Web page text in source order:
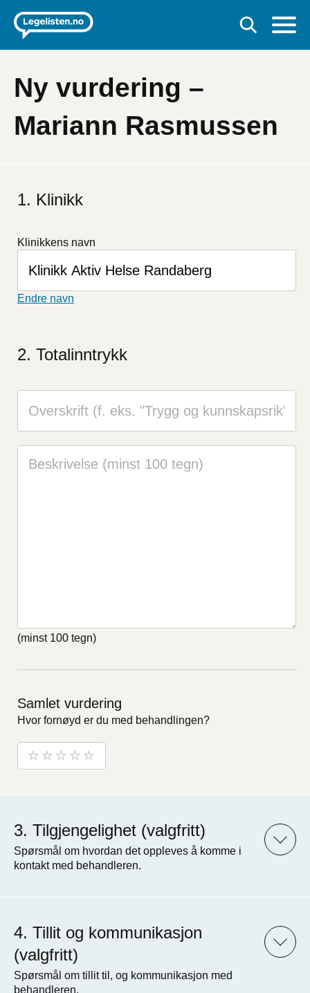
Ny vurdering –
Mariann Rasmussen
ignorere
dette
feltet
Klinikk
Klinikkens navn
Endre navn
Totalinntrykk
(minst 100 tegn)
Samlet vurdering
Hvor fornøyd er du med behandlingen?
Tilgjengelighet (valgfritt)
Spørsmål om hvordan det oppleves å komme i
kontakt med behandleren.
Tillit og kommunikasjon
(valgfritt)
Spørsmål om tillit til, og kommunikasjon med
behandleren.